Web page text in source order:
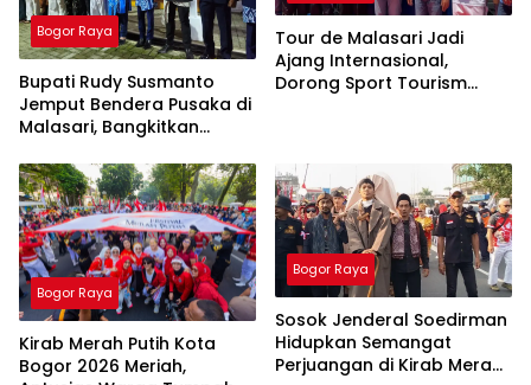
Bogor Raya
Bupati Rudy Susmanto
Jemput Bendera Pusaka di
Malasari, Bangkitkan
Tour de Malasari Jadi
Ajang Internasional,
Dorong Sport Tourism
Bogor Raya
Kirab Merah Putih Kota
Bogor 2026 Meriah,
Bogor Raya
Sosok Jenderal Soedirman
Hidupkan Semangat
Perjuangan di Kirab Merah